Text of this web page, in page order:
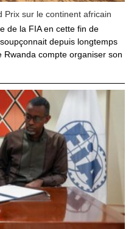
Prix sur le continent africain
de la FIA en cette fin de
depuis longtemps
compte organiser son